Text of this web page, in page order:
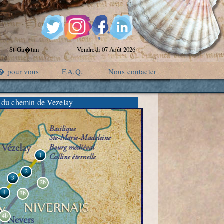
chemin de Vezelay
1
2
3
4
2b
3b
4b
pour vous F.A.Q. Nous contacter
St Ga�tan Vendredi 07 Août 2026